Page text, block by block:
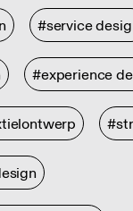
#service
#experience